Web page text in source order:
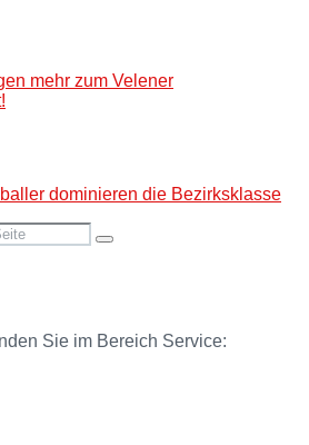
mehr zum Velener
dominieren die Bezirksklasse
Sie im Bereich Service: